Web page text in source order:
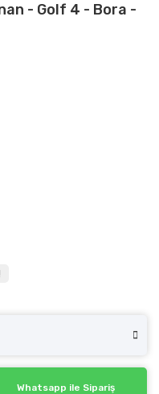
- Golf 4 - Bora -
Whatsapp ile Sipariş